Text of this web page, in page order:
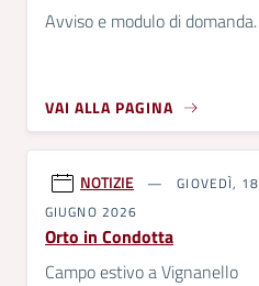
Avviso e modulo di domanda.
VAI ALLA PAGINA
NOTIZIE
GIOVEDÌ, 18
GIUGNO 2026
Orto in Condotta
Campo estivo a Vignanello